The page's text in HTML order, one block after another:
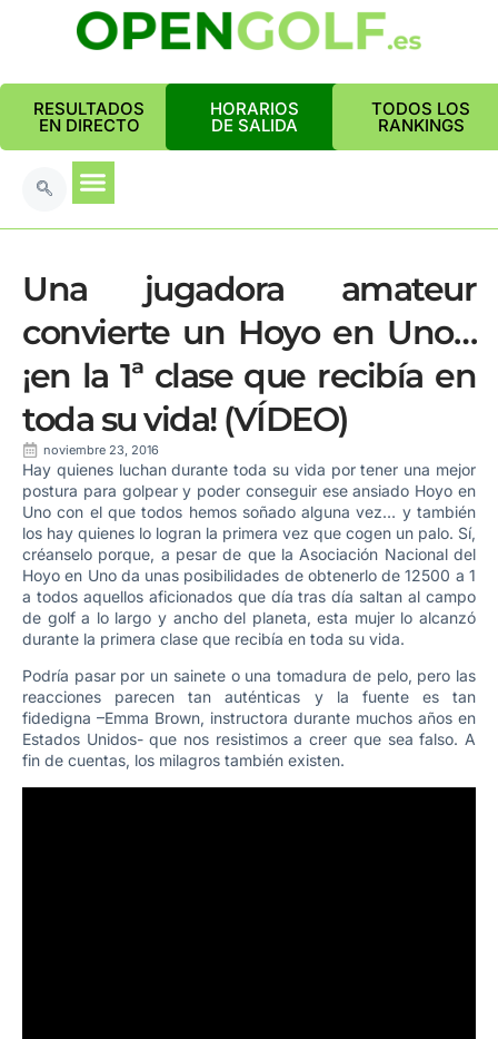
RESULTADOS
EN DIRECTO
HORARIOS
DE SALIDA
TODOS LOS
RANKINGS
Una jugadora amateur
convierte un Hoyo en Uno…
¡en la 1ª clase que recibía en
toda su vida! (VÍDEO)
noviembre 23, 2016
Hay quienes luchan durante toda su vida por tener una mejor
postura para golpear y poder conseguir ese ansiado Hoyo en
Uno con el que todos hemos soñado alguna vez… y también
los hay quienes lo logran la primera vez que cogen un palo. Sí,
créanselo porque, a pesar de que la Asociación Nacional del
Hoyo en Uno da unas posibilidades de obtenerlo de 12500 a 1
a todos aquellos aficionados que día tras día saltan al campo
de golf a lo largo y ancho del planeta, esta mujer lo alcanzó
durante la primera clase que recibía en toda su vida.
Podría pasar por un sainete o una tomadura de pelo, pero las
reacciones parecen tan auténticas y la fuente es tan
fidedigna –Emma Brown, instructora durante muchos años en
Estados Unidos- que nos resistimos a creer que sea falso. A
fin de cuentas, los milagros también existen.